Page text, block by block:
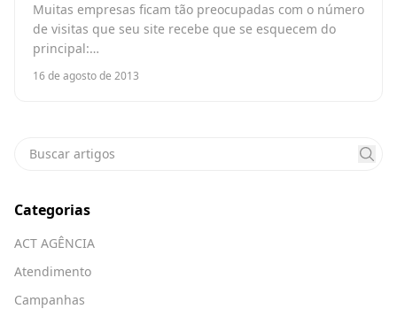
Muitas empresas ficam tão preocupadas com o número
de visitas que seu site recebe que se esquecem do
principal:…
16 de agosto de 2013
Categorias
ACT AGÊNCIA
Atendimento
Campanhas